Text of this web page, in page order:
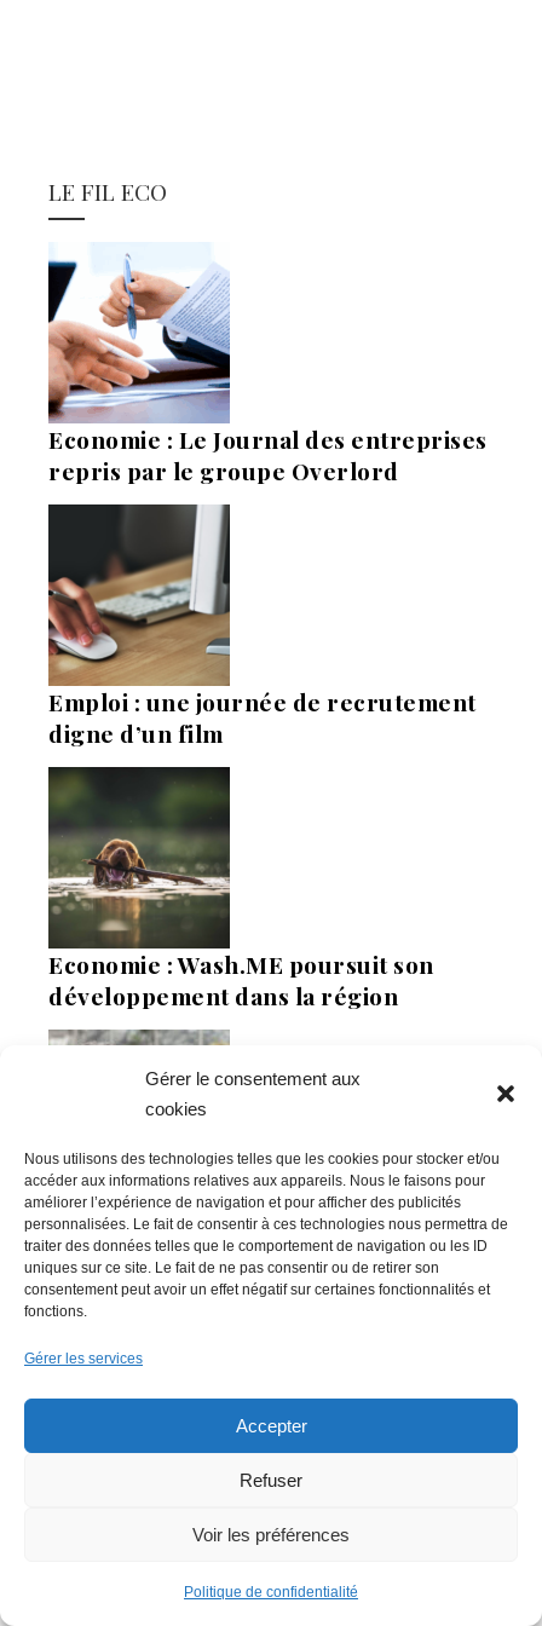
Gérer le consentement aux
cookies
Nous utilisons des technologies telles que les cookies pour stocker et/ou
accéder aux informations relatives aux appareils. Nous le faisons pour
améliorer l’expérience de navigation et pour afficher des publicités
personnalisées. Le fait de consentir à ces technologies nous permettra de
traiter des données telles que le comportement de navigation ou les ID
uniques sur ce site. Le fait de ne pas consentir ou de retirer son
consentement peut avoir un effet négatif sur certaines fonctionnalités et
fonctions.
Gérer les services
Accepter
Refuser
Voir les préférences
Politique de confidentialité
LE FIL ECO
Economie : Le Journal des entreprises
repris par le groupe Overlord
Emploi : une journée de recrutement
digne d’un film
Economie : Wash.ME poursuit son
développement dans la région
La Mer Salée, maison d’édition,
soutenue par 300 citoyens
Flowrette rachetée, relocalise sa
production en France à Blain